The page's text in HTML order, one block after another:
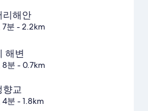
리해안
7분 - 2.2km
해변
8분 - 0.7km
향교
4분 - 1.8km